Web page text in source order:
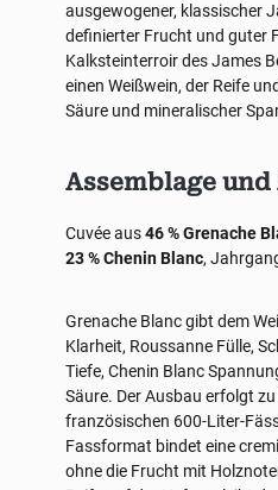
ausgewogener, klassischer
definierter Frucht und guter
Kalksteinterroir des James
einen Weißwein, der Reife
Säure und mineralischer
Assemblage und
Cuvée aus46 % Grenache
23 % Chenin Blanc,
Grenache Blanc gibt dem
Klarheit, Roussanne Fülle,
Tiefe, Chenin Blanc
Säure. Der Ausbau erfolgt zu
französischen 600-Liter-
Fassformat bindet eine
ohne die Frucht mit